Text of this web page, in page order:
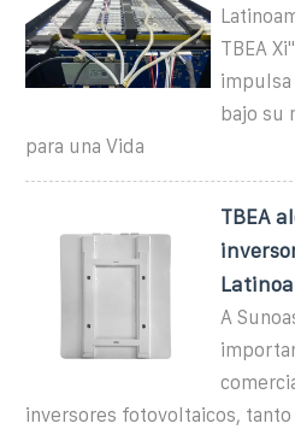
TBEA
bajo su
para una Vida
TBEA
A
inversores fotovoltaicos,